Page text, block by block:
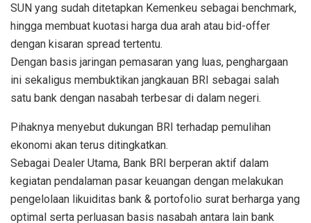
SUN yang sudah ditetapkan Kemenkeu sebagai benchmark,
hingga membuat kuotasi harga dua arah atau bid-offer
dengan kisaran spread tertentu.
Dengan basis jaringan pemasaran yang luas, penghargaan
ini sekaligus membuktikan jangkauan BRI sebagai salah
satu bank dengan nasabah terbesar di dalam negeri.
Pihaknya menyebut dukungan BRI terhadap pemulihan
ekonomi akan terus ditingkatkan.
Sebagai Dealer Utama, Bank BRI berperan aktif dalam
kegiatan pendalaman pasar keuangan dengan melakukan
pengelolaan likuiditas bank & portofolio surat berharga yang
optimal serta perluasan basis nasabah antara lain bank